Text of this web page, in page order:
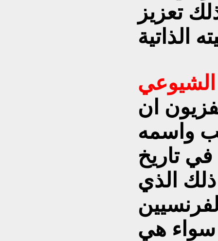
تعزيز
الشيوعي
ان
واسمه
تاريخ
الذي
سواء هي